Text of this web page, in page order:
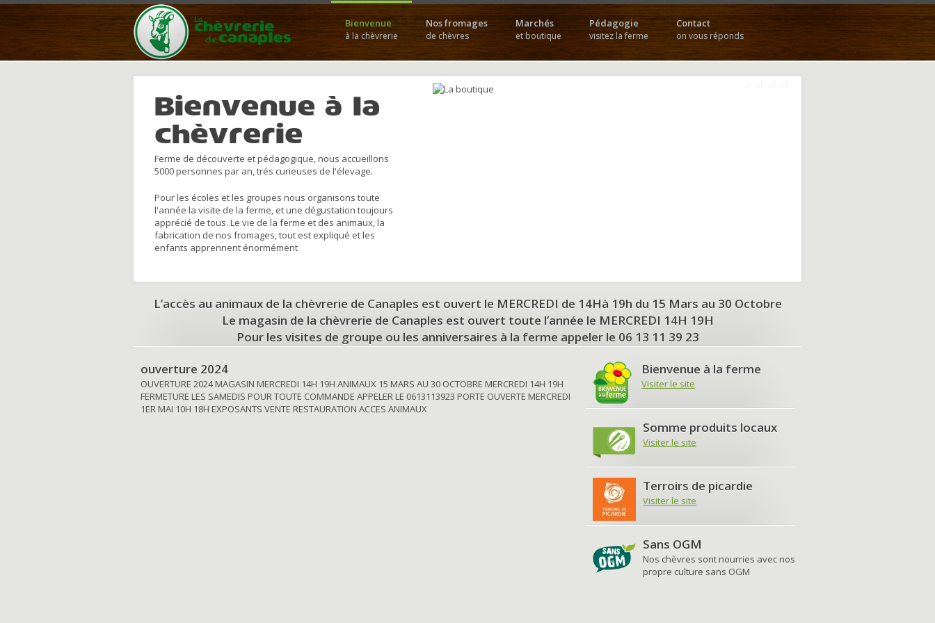
Bienvenue
à la chèvrerie
Nos fromages
de chèvres
Marchés
et boutique
Pédagogie
visitez la ferme
Contact
on vous réponds
Bienvenue à la
chèvrerie
Ferme de découverte et pédagogique, nous accueillons
5000 personnes par an, trés curieuses de l'élevage.
Pour les écoles et les groupes nous organisons toute
l'année la visite de la ferme, et une dégustation toujours
apprécié de tous. Le vie de la ferme et des animaux, la
fabrication de nos fromages, tout est expliqué et les
enfants apprennent énormément
L’accès au animaux de la chèvrerie de Canaples est ouvert le MERCREDI de 14Hà 19h du 15 Mars au 30 Octobre
Le magasin de la chèvrerie de Canaples est ouvert toute l’année le MERCREDI 14H 19H
Pour les visites de groupe ou les anniversaires à la ferme appeler le 06 13 11 39 23
ouverture 2024
OUVERTURE 2024 MAGASIN MERCREDI 14H 19H ANIMAUX 15 MARS AU 30 OCTOBRE MERCREDI 14H 19H
FERMETURE LES SAMEDIS POUR TOUTE COMMANDE APPELER LE 0613113923 PORTE OUVERTE MERCREDI
1ER MAI 10H 18H EXPOSANTS VENTE RESTAURATION ACCES ANIMAUX
Bienvenue à la ferme
Visiter le site
Somme produits locaux
Visiter le site
Terroirs de picardie
Visiter le site
Sans OGM
Nos chèvres sont nourries avec nos
propre culture sans OGM